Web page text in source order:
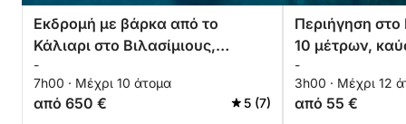
Εκδρομή με βάρκα από το
Κάλιαρι στο Βιλασίμιους,
ανάμεσα σε όρμους και
κρυστάλλινη θάλασσα
-
7h00 · Μέχρι 10 άτομα
από 650 € 5 (7)
Περιήγηση
10 μέτρων,
-
3h00 · Μέχρι 12
από 55 €